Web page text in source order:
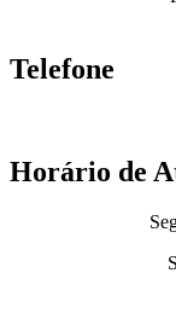
Telefone
Horário de